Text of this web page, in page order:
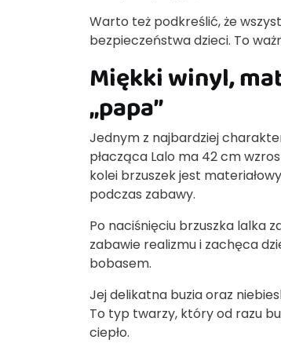
Warto też podkreślić, że
bezpieczeństwa dzieci. To
Miękki winyl,
„papa”
Jednym z najbardziej
płacząca Lalo ma 42 cm
kolei brzuszek jest
podczas zabawy.
Po naciśnięciu brzuszka lalka
zabawie realizmu i zachęca
bobasem.
Jej delikatna buzia oraz
To typ twarzy, który od razu
ciepło.